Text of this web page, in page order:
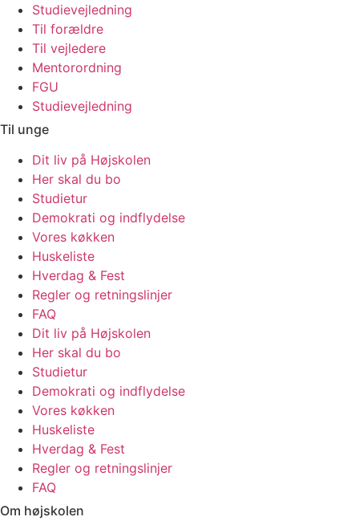
Studievejledning
Til forældre
Til vejledere
Mentorordning
FGU
Studievejledning
Til unge
Dit liv på Højskolen
Her skal du bo
Studietur
Demokrati og indflydelse
Vores køkken
Huskeliste
Hverdag & Fest
Regler og retningslinjer
FAQ
Dit liv på Højskolen
Her skal du bo
Studietur
Demokrati og indflydelse
Vores køkken
Huskeliste
Hverdag & Fest
Regler og retningslinjer
FAQ
Om højskolen